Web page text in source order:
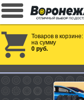
Товаров в корзине:
на сумму
0 руб.